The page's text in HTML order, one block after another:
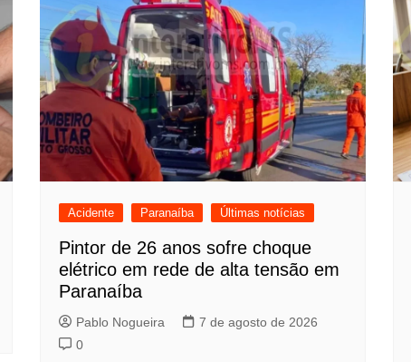
Acidente Paranaíba Últimas notícias
Pintor de 26 anos sofre choque
elétrico em rede de alta tensão em
Paranaíba
Pablo Nogueira
7 de agosto de 2026
0